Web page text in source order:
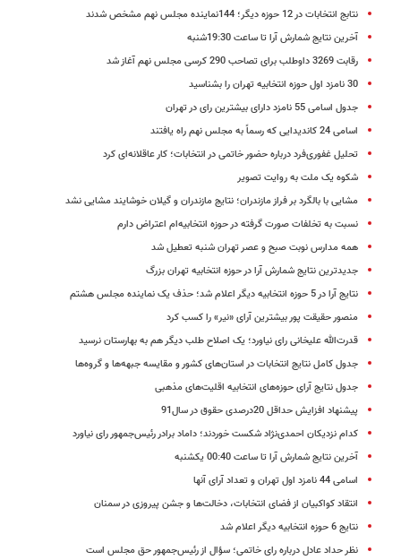
نتابج انتخابات در 12 حوزه دیگر؛ 144نماینده مجلس نهم مشخص شدند
آخرین نتایج شمارش آرا تا ساعت 19:30شنبه
رقابت 3269 داوطلب برای تصاحب 290 کرسی مجلس نهم آغاز شد
30 نامزد اول حوزه انتخابیه تهران را بشناسید
جدول اسامی 55 نامزد دارای بیشترین رای در تهران
اسامی 24 ‌کاندیدایی که رسماً به مجلس نهم راه یافتند
تحلیل غفوری‌فرد درباره حضور خاتمی در انتخابات؛‌ کار عاقلانه‌ای کرد
شکوه یک ملت به روایت تصویر
مشایی با بالگرد بر فراز مازندران؛ نتایج مازندران و گیلان خوشایند مشایی نشد
نسبت به تخلفات صورت گرفته در حوزه انتخابیه‌ام اعتراض دارم
همه مدارس نوبت صبح و عصر تهران شنبه تعطیل شد
جدیدترین نتایج شمارش آرا در حوزه انتخابیه تهران بزرگ
نتایج آرا در 5 حوزه انتخابیه دیگر اعلام شد؛ حذف یک نماینده مجلس هشتم
منصور حقیقت پور بیشترین آرای «نیر» را کسب کرد
قدرت‌الله علیخانی رای نیاورد؛ یک اصلاح طلب دیگر هم به بهارستان نرسید
جدول کامل نتایج انتخابات در استان‌های کشور و مقایسه جبهه‌ها و گروه‌ها
جدول نتایج آرای حوزه‌های انتخابیه اقلیت‌های مذهبی
پیشنهاد افزایش حداقل 20درصدی حقوق در سال91
کدام نزدیکان احمدی‌نژاد شکست خوردند؛ داماد برادر رئیس‌جمهور رای نیاورد
آخرین نتایج شمارش آرا تا ساعت 00:40 یکشنبه
اسامی 44 نامزد اول تهران و تعداد آرای آنها
انتقاد کواکبیان از فضای انتخابات، دخالت‌ها و جشن پیروزی در سمنان
نتایج 6 حوزه انتخابیه دیگر اعلام شد
نظر حداد عادل درباره رای خاتمی؛ سؤال از رئیس‌جمهور حق مجلس است